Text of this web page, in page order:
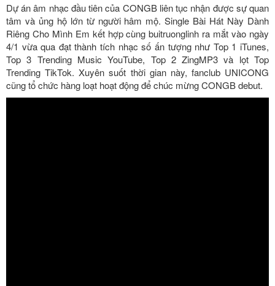
Dự án âm nhạc đầu tiên của CONGB liên tục nhận được sự quan
tâm và ủng hộ lớn từ người hâm mộ. Single Bài Hát Này Dành
Riêng Cho Mình Em kết hợp cùng buitruonglinh ra mắt vào ngày
4/1 vừa qua đạt thành tích nhạc số ấn tượng như Top 1 iTunes,
Top 3 Trending Music YouTube, Top 2 ZingMP3 và lọt Top
Trending TikTok. Xuyên suốt thời gian này, fanclub UNICONG
cũng tổ chức hàng loạt hoạt động để chúc mừng CONGB debut.